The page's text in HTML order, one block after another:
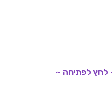
לחץ לפתיחה ~